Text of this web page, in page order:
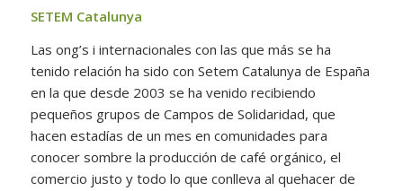
SETEM Catalunya
Las ong’s i internacionales con las que más se ha
tenido relación ha sido con Setem Catalunya de España
en la que desde 2003 se ha venido recibiendo
pequeños grupos de Campos de Solidaridad, que
hacen estadías de un mes en comunidades para
conocer sombre la producción de café orgánico, el
comercio justo y todo lo que conlleva al quehacer de